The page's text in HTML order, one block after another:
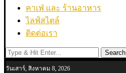
คาเฟ่ และ ร้านอาหาร
ไลฟ์สไตล์
ติดต่อเรา
Search
วันเสาร์, สิงหาคม 8, 2026